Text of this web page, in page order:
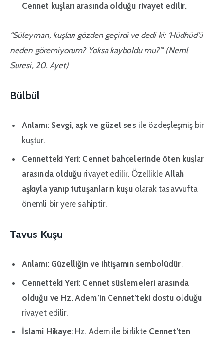
Cennet kuşları arasında olduğu rivayet edilir.
“Süleyman, kuşları gözden geçirdi ve dedi ki: ‘Hüdhüd’ü
neden göremiyorum? Yoksa kayboldu mu?’” (Neml
Suresi, 20. Ayet)
Bülbül
Anlamı: Sevgi, aşk ve güzel ses ile özdeşleşmiş bir
kuştur.
Cennetteki Yeri: Cennet bahçelerinde öten kuşlar
arasında olduğu rivayet edilir. Özellikle Allah
aşkıyla yanıp tutuşanların kuşuolarak tasavvufta
önemli bir yere sahiptir.
Tavus Kuşu
Anlamı: Güzelliğin ve ihtişamın sembolüdür.
Cennetteki Yeri: Cennet süslemeleri arasında
olduğu ve Hz. Adem’in Cennet’teki dostu olduğu
rivayet edilir.
İslami Hikaye: Hz. Adem ile birlikte Cennet’ten